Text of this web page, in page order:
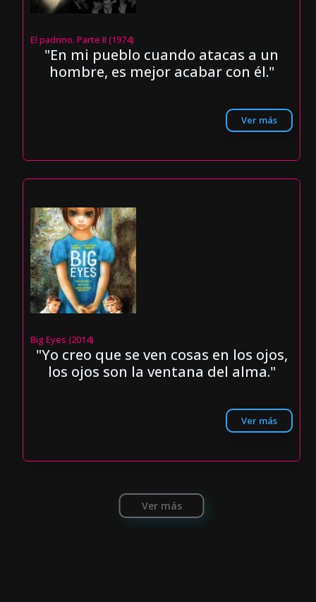
El padrino. Parte II (1974)
"En mi pueblo cuando atacas a un
hombre, es mejor acabar con él."
Ver más
Big Eyes (2014)
"Yo creo que se ven cosas en los ojos,
los ojos son la ventana del alma."
Ver más
Ver más